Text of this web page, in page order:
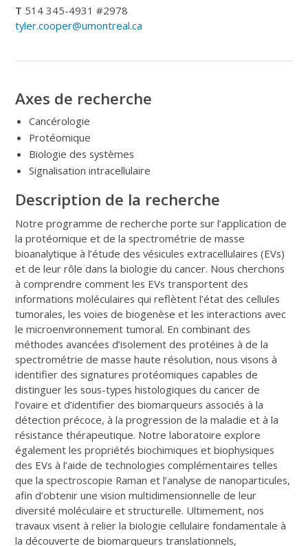
T 514 345-4931 #2978
tyler.cooper@umontreal.ca
Axes de recherche
Cancérologie
Protéomique
Biologie des systèmes
Signalisation intracellulaire
Description de la recherche
Notre programme de recherche porte sur l’application de
la protéomique et de la spectrométrie de masse
bioanalytique à l’étude des vésicules extracellulaires (EVs)
et de leur rôle dans la biologie du cancer. Nous cherchons
à comprendre comment les EVs transportent des
informations moléculaires qui reflètent l’état des cellules
tumorales, les voies de biogenèse et les interactions avec
le microenvironnement tumoral. En combinant des
méthodes avancées d’isolement des protéines à de la
spectrométrie de masse haute résolution, nous visons à
identifier des signatures protéomiques capables de
distinguer les sous-types histologiques du cancer de
l’ovaire et d’identifier des biomarqueurs associés à la
détection précoce, à la progression de la maladie et à la
résistance thérapeutique. Notre laboratoire explore
également les propriétés biochimiques et biophysiques
des EVs à l’aide de technologies complémentaires telles
que la spectroscopie Raman et l’analyse de nanoparticules,
afin d’obtenir une vision multidimensionnelle de leur
diversité moléculaire et structurelle. Ultimement, nos
travaux visent à relier la biologie cellulaire fondamentale à
la découverte de biomarqueurs translationnels,